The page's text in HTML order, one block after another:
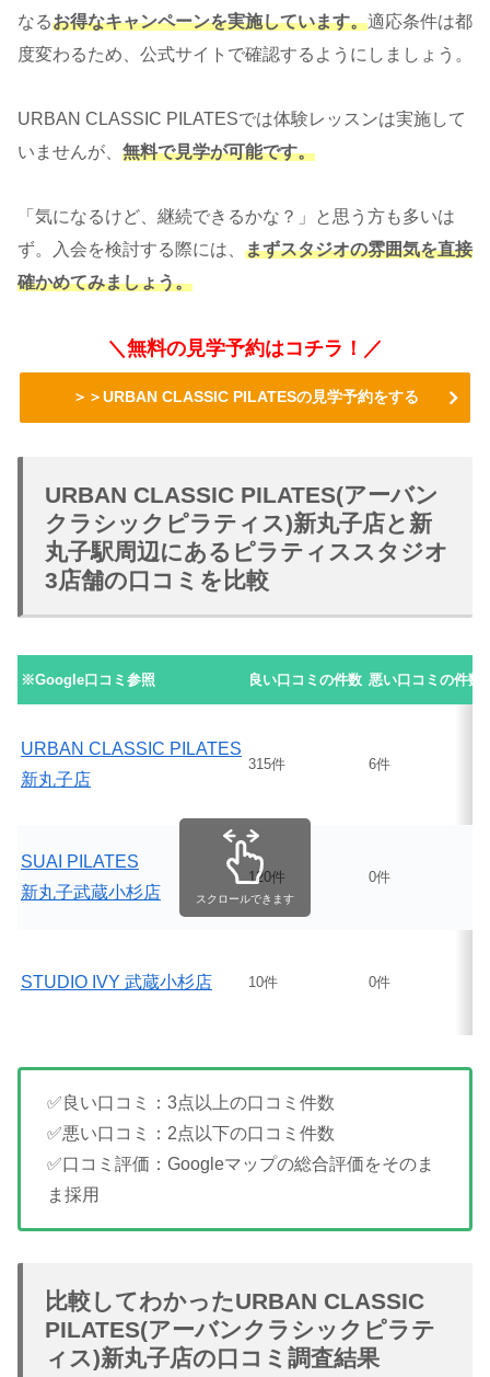
なるお得なキャンペーンを実施しています。適応条件は都
度変わるため、公式サイトで確認するようにしましょう。
URBAN CLASSIC PILATESでは体験レッスンは実施して
いませんが、 無料で見学が可能です。
「気になるけど、継続できるかな？」と思う方も多いは
ず。入会を検討する際には、 まずスタジオの雰囲気を直接
確かめてみましょう。
＼無料の見学予約はコチラ！／
＞＞URBAN CLASSIC PILATESの見学予約をする
URBAN CLASSIC PILATES(アーバン
クラシックピラティス)新丸子店と新
丸子駅周辺にあるピラティススタジオ
3店舗の口コミを比較
※Google口コミ参照 良い口コミの件数 悪い口コミの件数
URBAN CLASSIC PILATES
新丸子店
315件 6件
SUAI PILATES
新丸子武蔵小杉店
120件 0件
STUDIO IVY 武蔵小杉店 10件 0件
スクロールできます
✅良い口コミ：3点以上の口コミ件数
✅悪い口コミ：2点以下の口コミ件数
✅口コミ評価：Googleマップの総合評価をそのま
ま採用
比較してわかったURBAN CLASSIC
PILATES(アーバンクラシックピラテ
ィス)新丸子店の口コミ調査結果